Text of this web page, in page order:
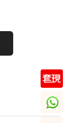
whatsapp